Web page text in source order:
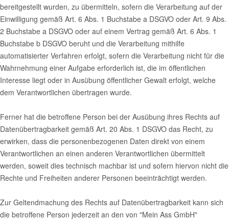
bereitgestellt wurden, zu übermitteln, sofern die Verarbeitung auf der
Einwilligung gemäß Art. 6 Abs. 1 Buchstabe a DSGVO oder Art. 9 Abs.
2 Buchstabe a DSGVO oder auf einem Vertrag gemäß Art. 6 Abs. 1
Buchstabe b DSGVO beruht und die Verarbeitung mithilfe
automatisierter Verfahren erfolgt, sofern die Verarbeitung nicht für die
Wahrnehmung einer Aufgabe erforderlich ist, die im öffentlichen
Interesse liegt oder in Ausübung öffentlicher Gewalt erfolgt, welche
dem Verantwortlichen übertragen wurde.
Ferner hat die betroffene Person bei der Ausübung ihres Rechts auf
Datenübertragbarkeit gemäß Art. 20 Abs. 1 DSGVO das Recht, zu
erwirken, dass die personenbezogenen Daten direkt von einem
Verantwortlichen an einen anderen Verantwortlichen übermittelt
werden, soweit dies technisch machbar ist und sofern hiervon nicht die
Rechte und Freiheiten anderer Personen beeinträchtigt werden.
Zur Geltendmachung des Rechts auf Datenübertragbarkeit kann sich
die betroffene Person jederzeit an den von "Mein Ass GmbH"